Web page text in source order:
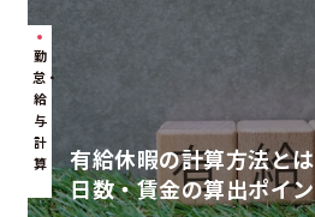
勤
怠・
給
与
計
算
有給休暇の計算方法と
日数・賃金の算出ポイ